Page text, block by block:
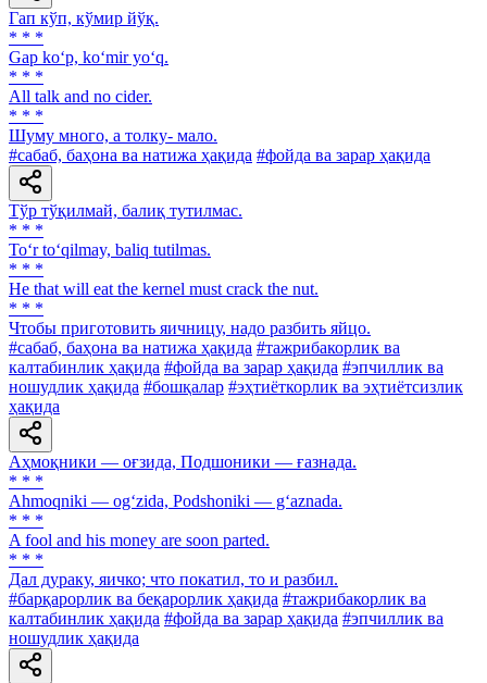
Гап кўп, кўмир йўқ.
* * *
Gap ko‘p, ko‘mir yo‘q.
* * *
All talk and no cider.
* * *
Шуму много, а толку- мало.
#сабаб, баҳона ва натижа ҳақида #фойда ва зарар ҳақида
Тўр тўқилмай, балиқ тутилмас.
* * *
To‘r to‘qilmay, baliq tutilmas.
* * *
He that will eat the kernel must crack the nut.
* * *
Чтобы приготовить яичницу, надо разбить яйцо.
#сабаб, баҳона ва натижа ҳақида #тажрибакорлик ва
калтабинлик ҳақида #фойда ва зарар ҳақида #эпчиллик ва
ношудлик ҳақида #бошқалар #эҳтиёткорлик ва эҳтиётсизлик
ҳақида
Аҳмоқники — оғзида, Подшоники — ғазнада.
* * *
Ahmoqniki — og‘zida, Podshoniki — g‘aznada.
* * *
A fool and his money are soon parted.
* * *
Дал дураку, яичко; что покатил, то и разбил.
#барқарорлик ва беқарорлик ҳақида #тажрибакорлик ва
калтабинлик ҳақида #фойда ва зарар ҳақида #эпчиллик ва
ношудлик ҳақида